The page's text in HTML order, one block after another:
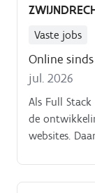
Vaste jobs
Online
jul. 2026
Als Full
de
websites.